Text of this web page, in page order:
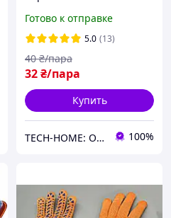
Glove A198 для работы с
электроприборами ПУ, 10
Готово к отправке
5.0 (13)
32₴/пара
40 ₴/пара
Купить
TECH-HOME: ONLINE-Гаджеты для дома и офиса 100%